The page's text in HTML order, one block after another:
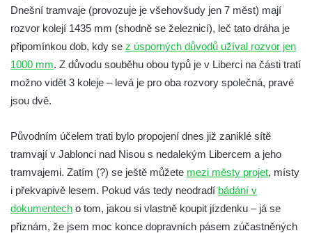
Dnešní tramvaje (provozuje je všehovšudy jen 7 měst) mají
rozvor kolejí 1435 mm (shodně se železnicí), leč tato dráha je
připomínkou dob, kdy se z úsporných důvodů užíval rozvor jen
1000 mm. Z důvodu souběhu obou typů je v Liberci na části tratí
možno vidět 3 koleje – levá je pro oba rozvory společná, pravé
jsou dvě.
Původním účelem trati bylo propojení dnes již zaniklé sítě
tramvají v Jablonci nad Nisou s nedalekým Libercem a jeho
tramvajemi. Zatím (?) se ještě můžete mezi městy projet, místy
i překvapivě lesem. Pokud vás tedy neodradí bádání v
dokumentech o tom, jakou si vlastně koupit jízdenku – já se
přiznám, že jsem moc konce dopravních pásem zúčastněných